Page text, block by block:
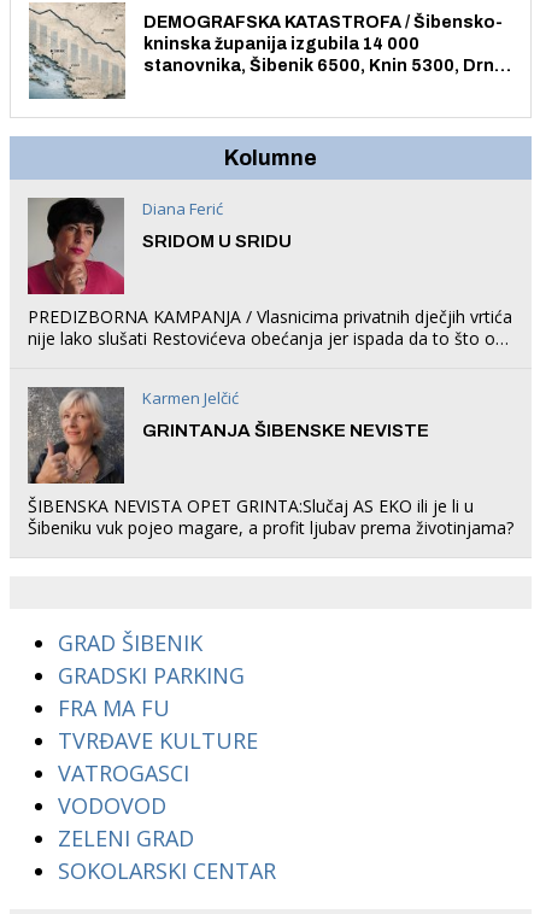
DEMOGRAFSKA KATASTROFA / Šibensko-
kninska županija izgubila 14 000
stanovnika, Šibenik 6500, Knin 5300, Drniš
Kolumne
Diana Ferić
SRIDOM U SRIDU
PREDIZBORNA KAMPANJA / Vlasnicima privatnih dječjih vrtića
nije lako slušati Restovićeva obećanja jer ispada da to što oni
Karmen Jelčić
GRINTANJA ŠIBENSKE NEVISTE
ŠIBENSKA NEVISTA OPET GRINTA:Slučaj AS EKO ili je li u
Šibeniku vuk pojeo magare, a profit ljubav prema životinjama?
GRAD ŠIBENIK
GRADSKI PARKING
FRA MA FU
TVRĐAVE KULTURE
VATROGASCI
VODOVOD
ZELENI GRAD
SOKOLARSKI CENTAR